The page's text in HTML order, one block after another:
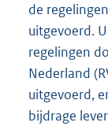
de
uitgevoerd.
regelingen
Nederland
uitgevoerd,
bijdrage